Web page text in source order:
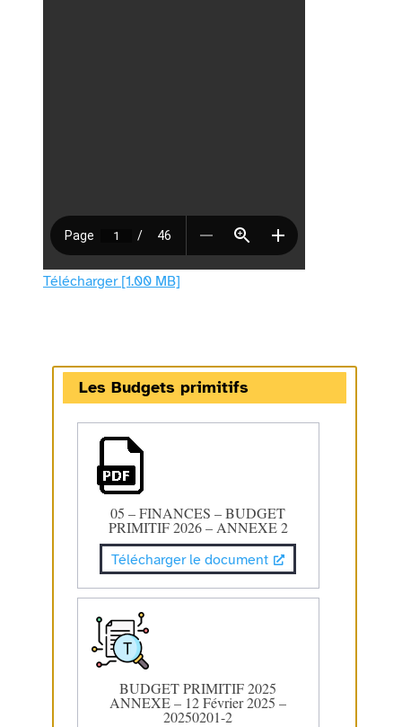
Télécharger [1.00 MB]
Les Budgets primitifs
05 – FINANCES – BUDGET
PRIMITIF 2026 – ANNEXE 2
Télécharger le document
BUDGET PRIMITIF 2025
ANNEXE – 12 Février 2025 –
20250201-2